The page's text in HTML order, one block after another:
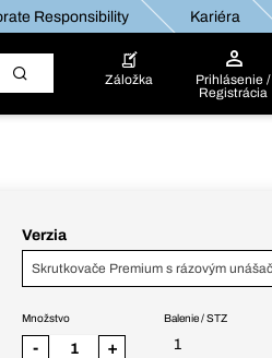
Responsibility Kariéra
Záložka
Prihlásenie /
Registrácia
Verzia
Balenie / STZ
1
Množstvo
- +